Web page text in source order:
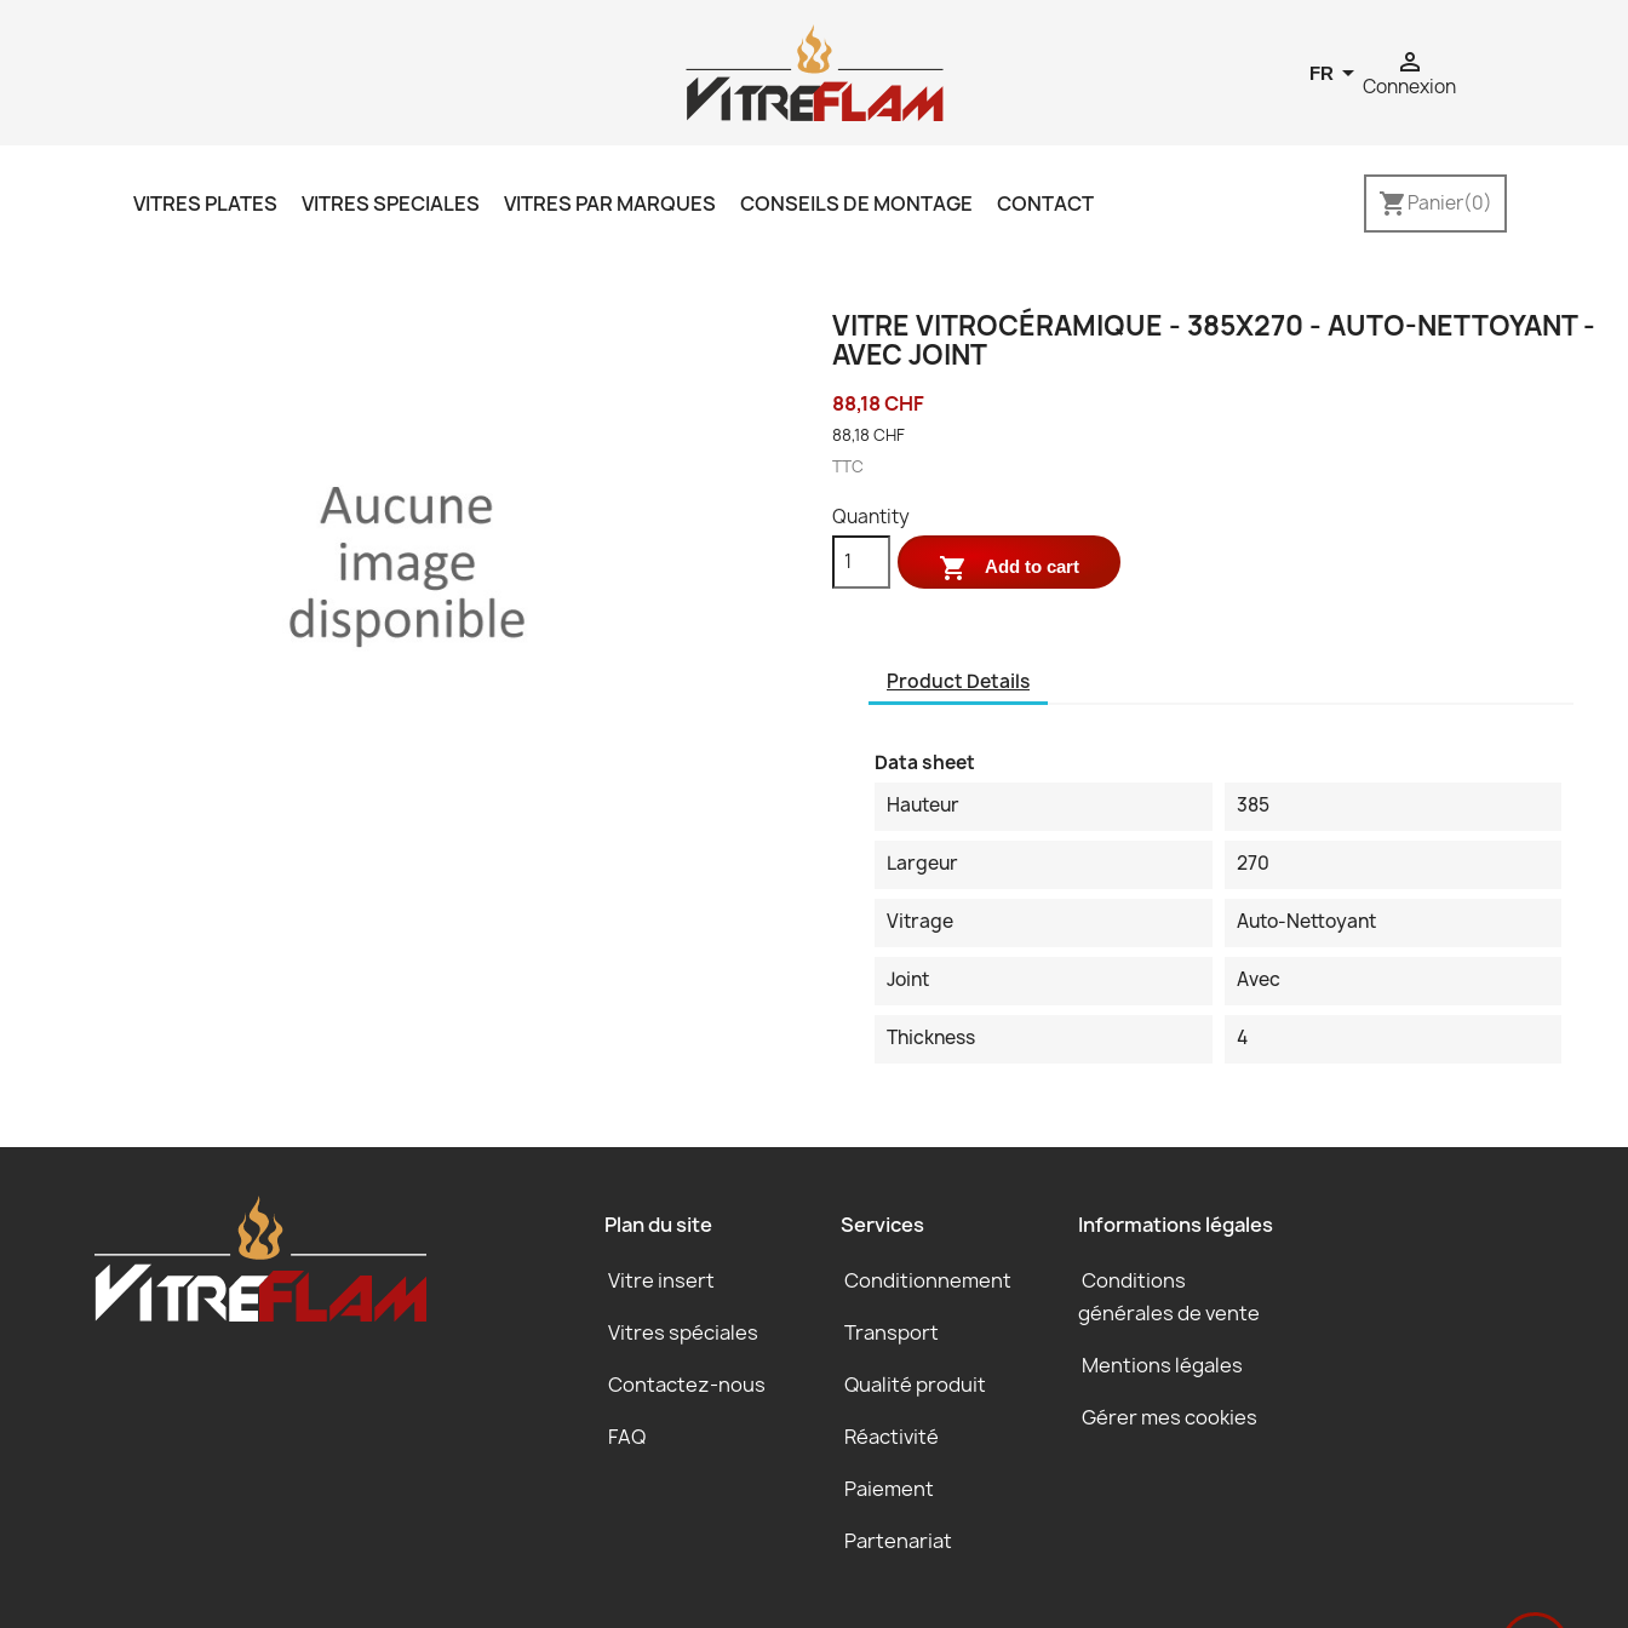
FR  
Connexion
shopping_cartPanier(0)
VITRES PLATES VITRES SPECIALES VITRES PAR MARQUES CONSEILS DE MONTAGE CONTACT
VITRE VITROCÉRAMIQUE - 385X270 - AUTO-NETTOYANT -
AVEC JOINT
88,18 CHF
88,18 CHF
TTC
Quantity
 Add to cart
Product Details
Data sheet
Hauteur
385
Largeur 270
Vitrage Auto-Nettoyant
Joint Avec
Thickness 4
Plan du site
Vitre insert
Vitres spéciales
Contactez-nous
FAQ
Services
Conditionnement
Transport
Qualité produit
Réactivité
Paiement
Partenariat
Informations légales
Conditions
générales de vente
Mentions légales
Gérer mes cookies